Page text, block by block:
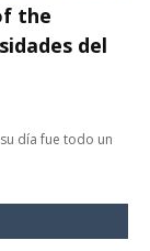
the
del
día fue todo un